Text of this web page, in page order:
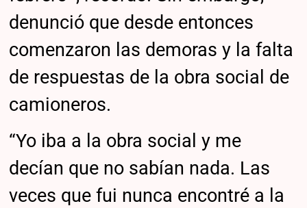
denunció que desde entonces
comenzaron las demoras y la falta
de respuestas de la obra social de
camioneros.
“Yo iba a la obra social y me
decían que no sabían nada. Las
veces que fui nunca encontré a la